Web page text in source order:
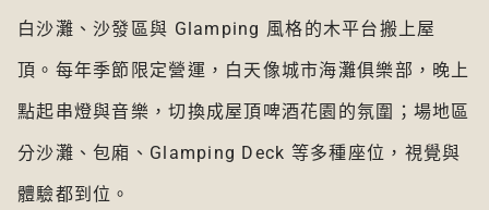
白沙灘、沙發區與 Glamping 風格的木平台搬上屋
頂。每年季節限定營運，白天像城市海灘俱樂部，晚上
點起串燈與音樂，切換成屋頂啤酒花園的氛圍；場地區
分沙灘、包廂、Glamping Deck 等多種座位，視覺與
體驗都到位。